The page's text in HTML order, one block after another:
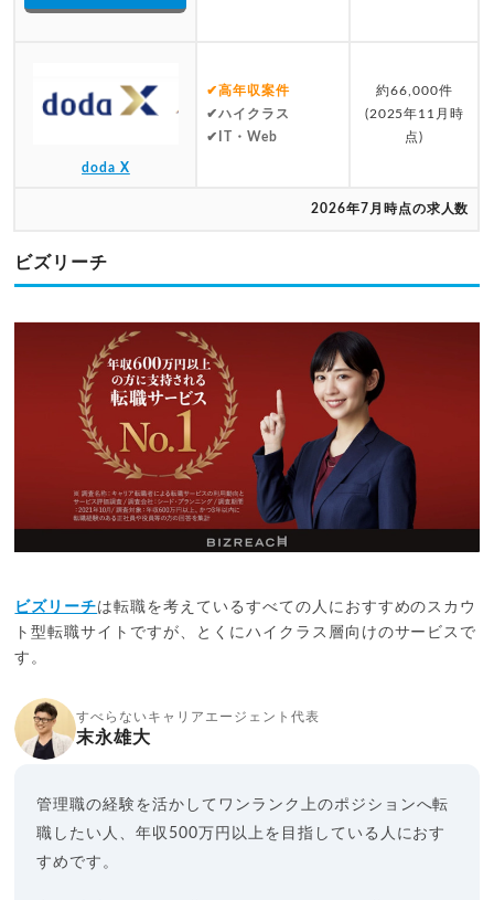
doda X
✔高年収案件
✔ハイクラス
✔IT・Web
約66,000件
(2025年11月時
点)
2026年7月時点の求人数
ビズリーチ
ビズリーチは転職を考えているすべての人におすすめのスカウ
ト型転職サイトですが、とくにハイクラス層向けのサービスで
す。
すべらないキャリアエージェント代表
末永雄大
管理職の経験を活かしてワンランク上のポジションへ転
職したい人、年収500万円以上を目指している人におす
すめです。